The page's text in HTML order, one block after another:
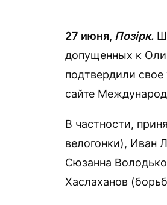
27 июня, Позірк.
допущенных к
подтвердили
сайте
В частности,
велогонки), Иван
Сюзанна
Хаслаханов